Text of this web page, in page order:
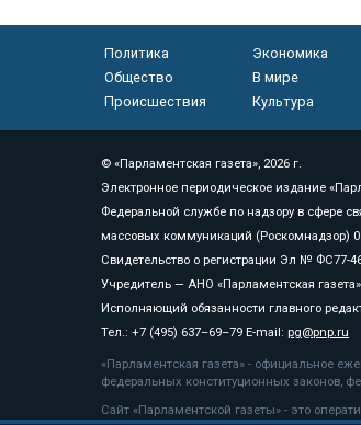
Политика
Экономика
Общество
В мире
Происшествия
Культура
© «Парламентская газета», 2026 г.
Электронное периодическое издание
Федеральной службе по надзору в сфере
массовых коммуникаций (Роскомнадзор)
Свидетельство о регистрации Эл № ФС77-
Учредитель — АНО «Парламентская газета»
Исполняющий обязанности главного
Тел.: +7 (495) 637–69–79 E-mail: pg@pnp.ru
«Парламентская газета» - официальное
федеральных конституционных законов,
Сайт «Парламентской газеты» - это